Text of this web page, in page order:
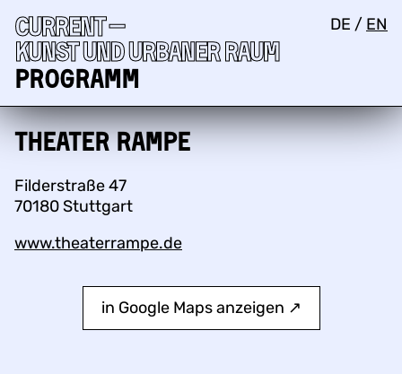
Current —
Kunst und urbaner Raum
Programm
DE / EN
Theater Rampe
Filderstraße 47
70180 Stuttgart
www.theaterrampe.de
in Google Maps anzeigen ↗︎